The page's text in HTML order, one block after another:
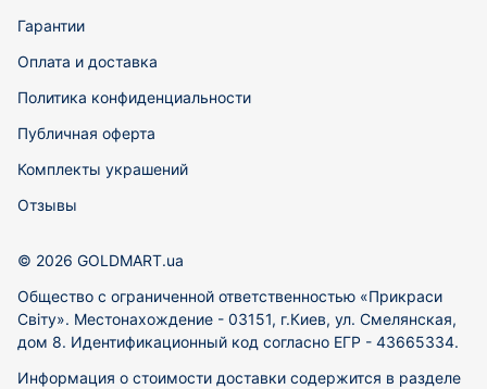
Гарантии
Оплата и доставка
Политика конфиденциальности
Публичная оферта
Комплекты украшений
Отзывы
© 2026 GOLDMART.ua
Общество с ограниченной ответственностью «Прикраси
Світу». Местонахождение - 03151, г.Киев, ул. Смелянская,
дом 8. Идентификационный код согласно ЕГР - 43665334.
Информация о стоимости доставки содержится в разделе